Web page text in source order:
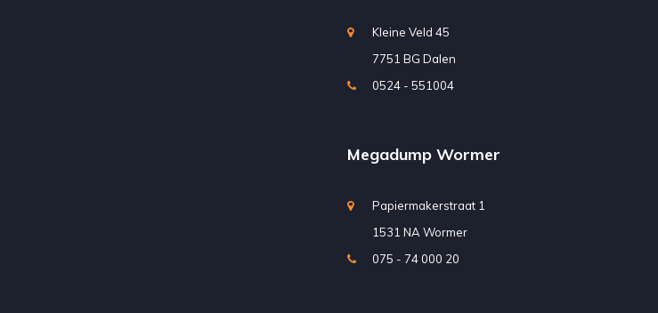
Kleine Veld 45
7751 BG Dalen
0524 - 551004
Megadump Wormer
Papiermakerstraat 1
1531 NA Wormer
075 - 74 000 20